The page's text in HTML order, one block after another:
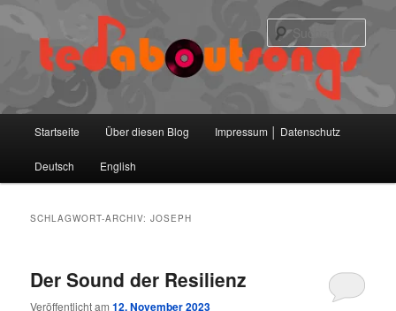
springen
springen
Startseite Über diesen Blog Impressum │ Datenschutz
Deutsch English
SCHLAGWORT-ARCHIV:JOSEPH
Der Sound der Resilienz
Veröffentlicht am12. November 2023